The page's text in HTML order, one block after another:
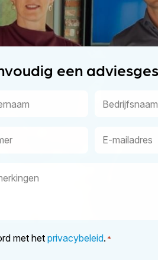
een
Bedrijfsnaam
E-
met hetprivacybeleid. *